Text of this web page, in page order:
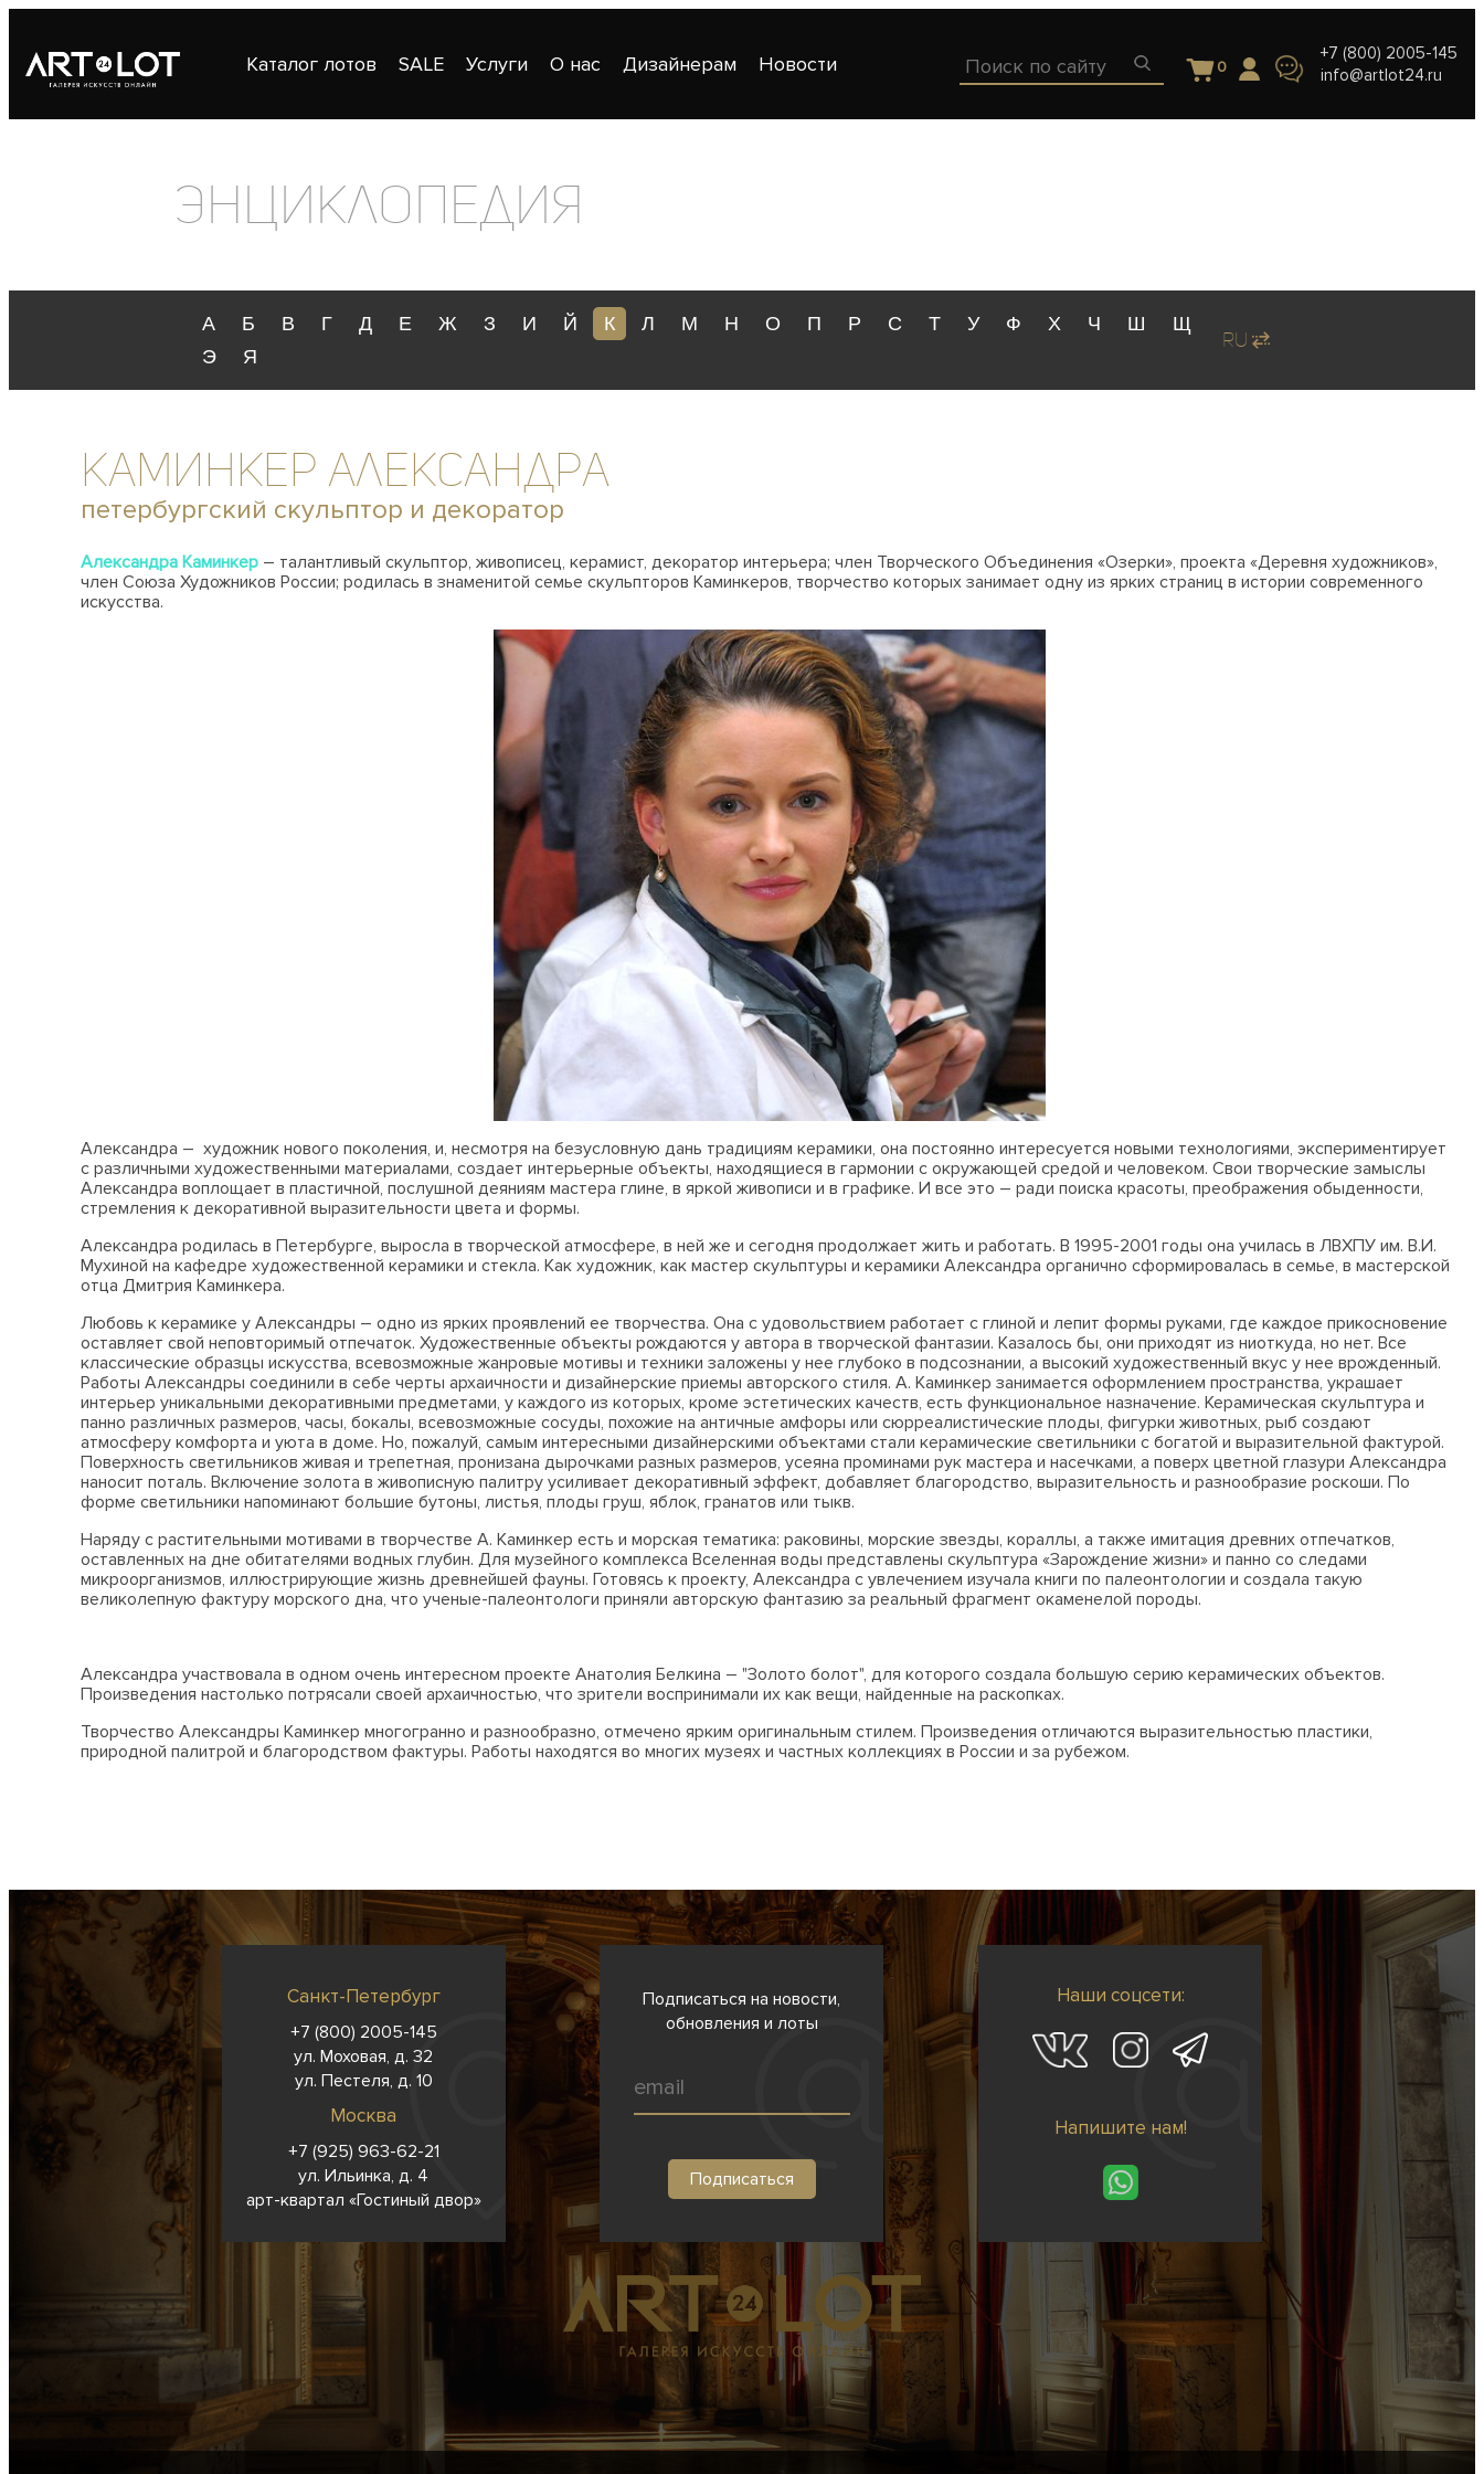
Каталог лотов SALE Услуги О нас Дизайнерам Новости 0
+7 (800) 2005-145
info@artlot24.ru
Энциклопедия
А Б В Г Д Е Ж З И Й К Л М Н О П Р С Т У Ф Х Ч Ш
Щ
Э
Я
RU
Каминкер Александра
петербургский скульптор и декоратор
Александра Каминкер – талантливый скульптор, живописец, керамист, декоратор интерьера; член Творческого Объединения «Озерки», проекта «Деревня художников»,
член Союза Художников России; родилась в знаменитой семье скульпторов Каминкеров, творчество которых занимает одну из ярких страниц в истории современного
искусства.
Александра – художник нового поколения, и, несмотря на безусловную дань традициям керамики, она постоянно интересуется новыми технологиями, экспериментирует
с различными художественными материалами, создает интерьерные объекты, находящиеся в гармонии с окружающей средой и человеком. Свои творческие замыслы
Александра воплощает в пластичной, послушной деяниям мастера глине, в яркой живописи и в графике. И все это – ради поиска красоты, преображения обыденности,
стремления к декоративной выразительности цвета и формы.
Александра родилась в Петербурге, выросла в творческой атмосфере, в ней же и сегодня продолжает жить и работать. В 1995-2001 годы она училась в ЛВХПУ им. В.И.
Мухиной на кафедре художественной керамики и стекла. Как художник, как мастер скульптуры и керамики Александра органично сформировалась в семье, в мастерской
отца Дмитрия Каминкера.
Любовь к керамике у Александры – одно из ярких проявлений ее творчества. Она с удовольствием работает с глиной и лепит формы руками, где каждое прикосновение
оставляет свой неповторимый отпечаток. Художественные объекты рождаются у автора в творческой фантазии. Казалось бы, они приходят из ниоткуда, но нет. Все
классические образцы искусства, всевозможные жанровые мотивы и техники заложены у нее глубоко в подсознании, а высокий художественный вкус у нее врожденный.
Работы Александры соединили в себе черты архаичности и дизайнерские приемы авторского стиля. А. Каминкер занимается оформлением пространства, украшает
интерьер уникальными декоративными предметами, у каждого из которых, кроме эстетических качеств, есть функциональное назначение. Керамическая скульптура и
панно различных размеров, часы, бокалы, всевозможные сосуды, похожие на античные амфоры или сюрреалистические плоды, фигурки животных, рыб создают
атмосферу комфорта и уюта в доме. Но, пожалуй, самым интересными дизайнерскими объектами стали керамические светильники с богатой и выразительной фактурой.
Поверхность светильников живая и трепетная, пронизана дырочками разных размеров, усеяна проминами рук мастера и насечками, а поверх цветной глазури Александра
наносит поталь. Включение золота в живописную палитру усиливает декоративный эффект, добавляет благородство, выразительность и разнообразие роскоши. По
форме светильники напоминают большие бутоны, листья, плоды груш, яблок, гранатов или тыкв.
Наряду с растительными мотивами в творчестве А. Каминкер есть и морская тематика: раковины, морские звезды, кораллы, а также имитация древних отпечатков,
оставленных на дне обитателями водных глубин. Для музейного комплекса Вселенная воды представлены скульптура «Зарождение жизни» и панно со следами
микроорганизмов, иллюстрирующие жизнь древнейшей фауны. Готовясь к проекту, Александра с увлечением изучала книги по палеонтологии и создала такую
великолепную фактуру морского дна, что ученые-палеонтологи приняли авторскую фантазию за реальный фрагмент окаменелой породы.
Александра участвовала в одном очень интересном проекте Анатолия Белкина – "Золото болот", для которого создала большую серию керамических объектов.
Произведения настолько потрясали своей архаичностью, что зрители воспринимали их как вещи, найденные на раскопках.
Творчество Александры Каминкер многогранно и разнообразно, отмечено ярким оригинальным стилем. Произведения отличаются выразительностью пластики,
природной палитрой и благородством фактуры. Работы находятся во многих музеях и частных коллекциях в России и за рубежом.
Санкт-Петербург
+7 (800) 2005-145
ул. Моховая, д. 32
ул. Пестеля, д. 10
Москва
+7 (925) 963-62-21
ул. Ильинка, д. 4
арт-квартал «Гостиный двор»
Подписаться на новости,
обновления и лоты
Наши соцсети:
Напишите нам!